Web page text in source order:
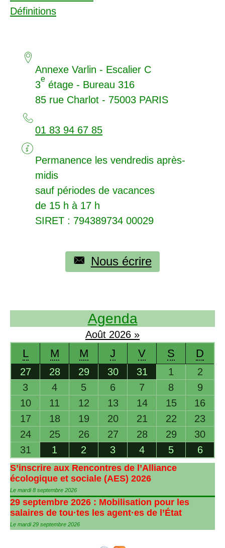
Définitions
Annexe Varlin - Escalier C
3
e
étage - Bureau 316
85 rue Charlot - 75003 PARIS
01 83 94 67 85
Permanence les vendredis après-
midis
sauf périodes de vacances
de 15 h à 17 h
SIRET: 794389734 00029
Nous écrire
Agenda
Août 2026 »
L M M J V S D
27 28 29 30 31 1
2
3
4 5 6 7 8
9
10
11 12 13 14 15
16
17
18 19 20 21 22
23
24
25 26 27 28 29
30
31
1 2 3 4 5 6
S’inscrire aux Rencontres de l’Alliance
écologique et sociale (AES) 2026
Le mardi 8 septembre 2026
29 septembre 2026 : Mobilisation pour les
salaires de tou·tes les agent·es de l’État
Le mardi 29 septembre 2026